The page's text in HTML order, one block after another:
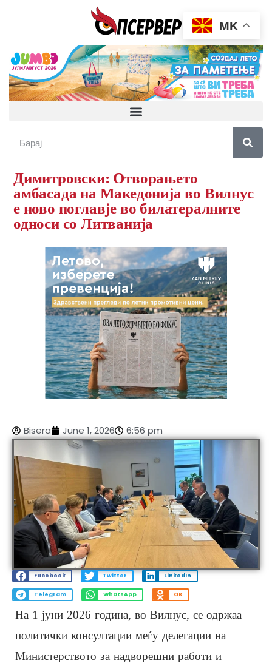
Димитровски: Отворањето
амбасада на Македонија во Вилнус
е ново поглавје во билатералните
односи со Литванија
Bisera June 1, 2026 6:56 pm
Facebook Twitter LinkedIn
Telegram WhatsApp OK
На 1 јуни 2026 година, во Вилнус, се одржаа
политички консултации меѓу делегации на
Министерството за надворешни работи и
MK